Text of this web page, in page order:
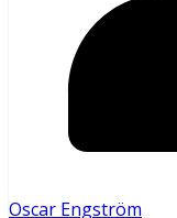
Oscar Engström